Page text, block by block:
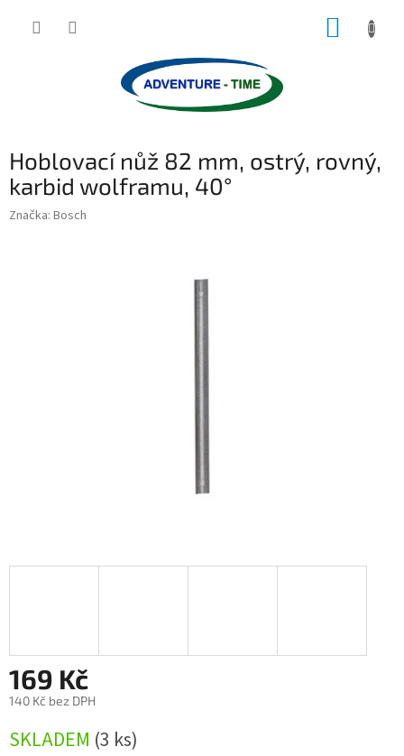
Hoblovací nůž 82 mm, ostrý, rovný,
karbid wolframu, 40°
Značka: Bosch
169 Kč
140 Kč bez DPH
cena:
SKLADEM (3 ks)